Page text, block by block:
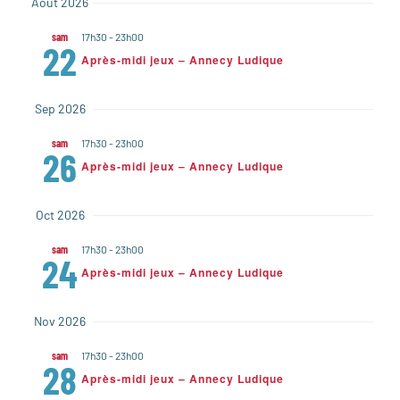
la
date
sam
22
17h30 -23h00
Après-midi jeux – Annecy Ludique
Sep 2026
sam
26
17h30 -23h00
Après-midi jeux – Annecy Ludique
Oct 2026
sam
24
17h30 -23h00
Après-midi jeux – Annecy Ludique
Nov 2026
sam
28
17h30 -23h00
Après-midi jeux – Annecy Ludique